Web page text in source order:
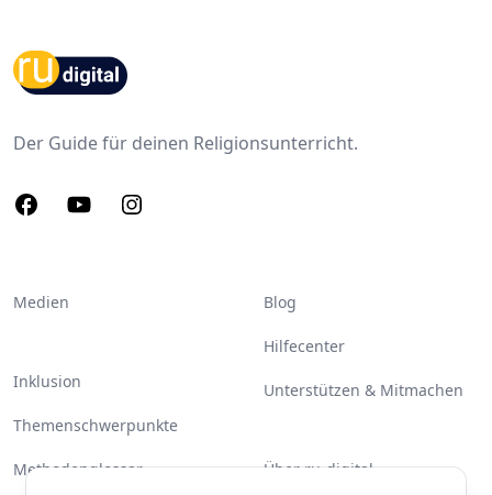
Footer
Der Guide für deinen Religionsunterricht.
FacebookYoutubeInstagram
Medien
Inklusion
Themenschwerpunkte
Methodenglossar
Blog
Hilfecenter
Unterstützen & Mitmachen
Über ru-digital